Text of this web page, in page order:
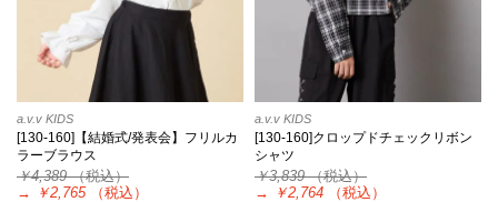
a.v.v KIDS
[130-160]【結婚式/発表会】フリルカ
ラーブラウス
￥4,389（税込）
→
￥2,765 （税込）
a.v.v KIDS
[130-160]クロップドチェックリボン
シャツ
￥3,839（税込）
→
￥2,764 （税込）